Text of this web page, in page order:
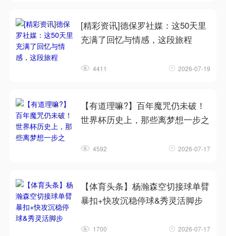
[精彩资讯]德保罗社媒：这50天里
充满了回忆与情感，这段旅程
4411 2026-07-19
【有道理嘛?】百年魔咒仍未破！
世界杯历史上，那些离梦想一步之
4592 2026-07-17
【体育头条】杨瀚森空切接球单臂
暴扣+快攻沉稳停球&秀灵活脚步
1700 2026-07-17